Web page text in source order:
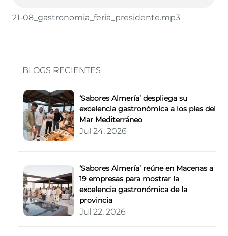
21-08_gastronomia_feria_presidente.mp3
BLOGS RECIENTES
‘Sabores Almería’ despliega su
excelencia gastronómica a los pies del
Mar Mediterráneo
Jul 24, 2026
‘Sabores Almería’ reúne en Macenas a
19 empresas para mostrar la
excelencia gastronómica de la
provincia
Jul 22, 2026